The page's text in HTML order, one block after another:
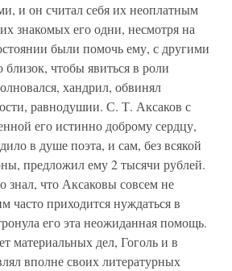
и он считал себя их неоплатным
знакомых его одни, несмотря на
были помочь ему, с другими
чтобы явиться в роли
хандрил, обвинял
равнодушии. С. Т. Аксаков с
его истинно доброму сердцу,
в душе поэта, и сам, без всякой
предложил ему 2 тысячи рублей.
знал, что Аксаковы совсем не
часто приходится нуждаться в
его эта неожиданная помощь.
материальных дел, Гоголь и в
вполне своих литературных